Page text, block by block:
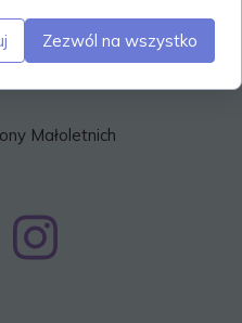
Małoletnich
Zezwól na wszystko